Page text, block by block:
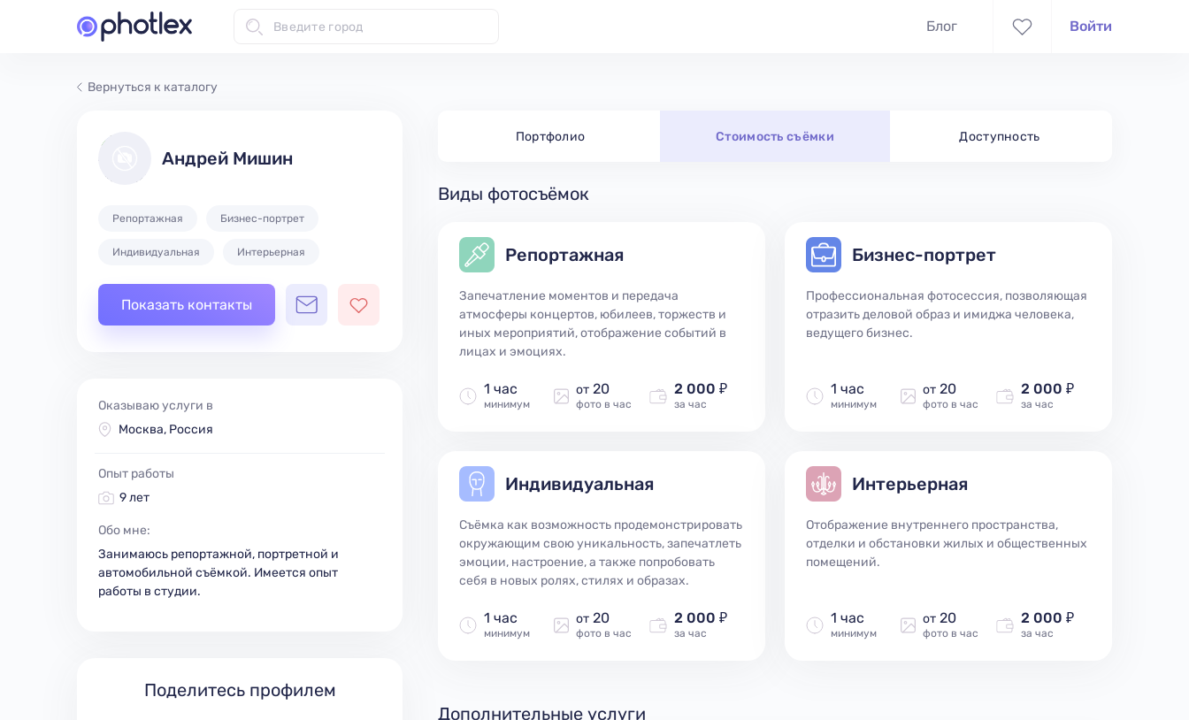
Блог Войти
Вернуться к каталогу
Андрей Мишин
Репортажная Бизнес-портрет
Индивидуальная Интерьерная
Показать контакты
Оказываю услуги в
Москва, Россия
Обо мне:
Занимаюсь репортажной, портретной и
автомобильной съёмкой. Имеется опыт
работы в студии.
Опыт работы
9 лет
Поделитесь профилем
Портфолио Стоимость съёмки Доступность
Виды фотосъёмок
Репортажная
Запечатление моментов и передача
атмосферы концертов, юбилеев, торжеств и
иных мероприятий, отображение событий в
лицах и эмоциях.
1 час
минимум
от 20
фото в час
2 000 ₽
за час
Бизнес-портрет
Профессиональная фотосессия, позволяющая
отразить деловой образ и имиджа человека,
ведущего бизнес.
1 час
минимум
от 20
фото в час
2 000 ₽
за час
Индивидуальная
Съёмка как возможность продемонстрировать
окружающим свою уникальность, запечатлеть
эмоции, настроение, а также попробовать
себя в новых ролях, стилях и образах.
1 час
минимум
от 20
фото в час
2 000 ₽
за час
Интерьерная
Отображение внутреннего пространства,
отделки и обстановки жилых и общественных
помещений.
1 час
минимум
от 20
фото в час
2 000 ₽
за час
Дополнительные услуги